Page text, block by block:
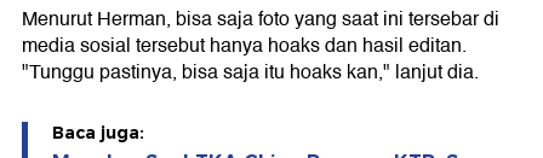
Menurut Herman, bisa saja foto yang saat ini tersebar di
media sosial tersebut hanya hoaks dan hasil editan.
"Tunggu pastinya, bisa saja itu hoaks kan," lanjut dia.
Baca juga: